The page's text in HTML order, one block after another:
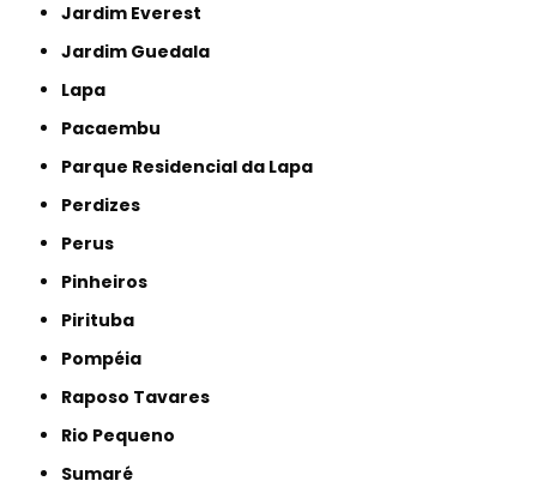
Jardim Everest
Jardim Guedala
Lapa
Pacaembu
Parque Residencial da Lapa
Perdizes
Perus
Pinheiros
Pirituba
Pompéia
Raposo Tavares
Rio Pequeno
Sumaré